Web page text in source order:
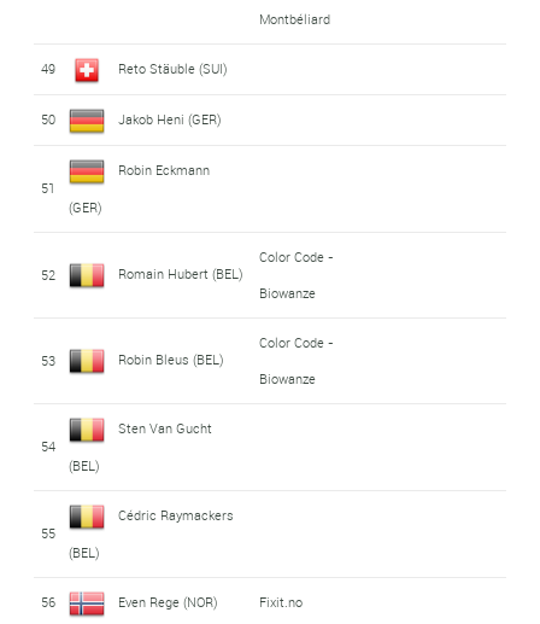
Montbéliard
49 Reto Stäuble (SUI)
50 Jakob Heni (GER)
51
Robin Eckmann
(GER)
52 Romain Hubert (BEL)
Color Code -
Biowanze
53 Robin Bleus (BEL)
Color Code -
Biowanze
54
Sten Van Gucht
(BEL)
55
Cédric Raymackers
(BEL)
56 Even Rege (NOR) Fixit.no